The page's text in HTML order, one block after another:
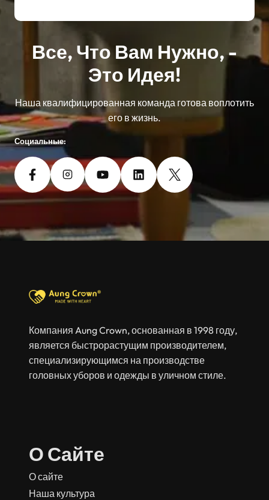
Все, Что Вам Нужно, -
Это Идея!
Наша квалифицированная команда готова воплотить
его в жизнь.
Социальные:
Компания Aung Crown, основанная в 1998 году,
является быстрорастущим производителем,
специализирующимся на производстве
головных уборов и одежды в уличном стиле.
О Сайте
О сайте
Наша культура